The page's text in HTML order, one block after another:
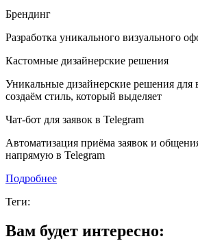
Брендинг
Разработка уникального визуального
Кастомные дизайнерские решения
Уникальные дизайнерские решения
создаём стиль, который выделяет
Чат-бот для заявок в Telegram
Автоматизация приёма заявок и
напрямую в Telegram
Подробнее
Теги:
Вам будет интересно: